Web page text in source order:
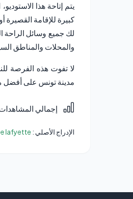
يتم إتاحة هذا
كبيرة للإقامة
لك جميع وسائل الراحة
والمحلات والمناطق
لا تفوت هذه الفرصة
مدينة تونس على أفضل
إجمالي المشاهدات :
الإدراج الأصلي : lafyette